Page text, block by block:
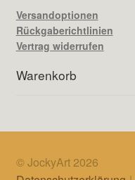
Versandoptionen
Rückgaberichtlinien
Vertrag widerrufen
Warenkorb
© JockyArt 2026